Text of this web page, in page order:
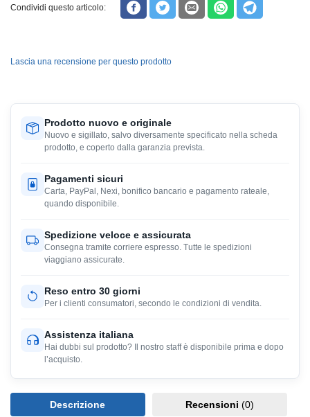
Condividi questo articolo:
Lascia una recensione per questo prodotto
Prodotto nuovo e originale
Nuovo e sigillato, salvo diversamente specificato nella scheda
prodotto, e coperto dalla garanzia prevista.
Pagamenti sicuri
Carta, PayPal, Nexi, bonifico bancario e pagamento rateale,
quando disponibile.
Spedizione veloce e assicurata
Consegna tramite corriere espresso. Tutte le spedizioni
viaggiano assicurate.
Reso entro 30 giorni
Per i clienti consumatori, secondo le condizioni di vendita.
Assistenza italiana
Hai dubbi sul prodotto? Il nostro staff è disponibile prima e dopo
l’acquisto.
Descrizione Recensioni (0)